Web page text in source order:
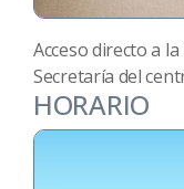
Acceso directo a
Secretaría del
HORARIO